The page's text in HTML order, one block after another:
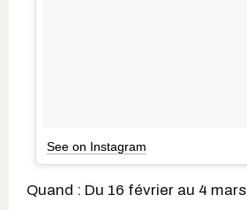
See on Instagram
Quand : Du 16 février au 4 mars